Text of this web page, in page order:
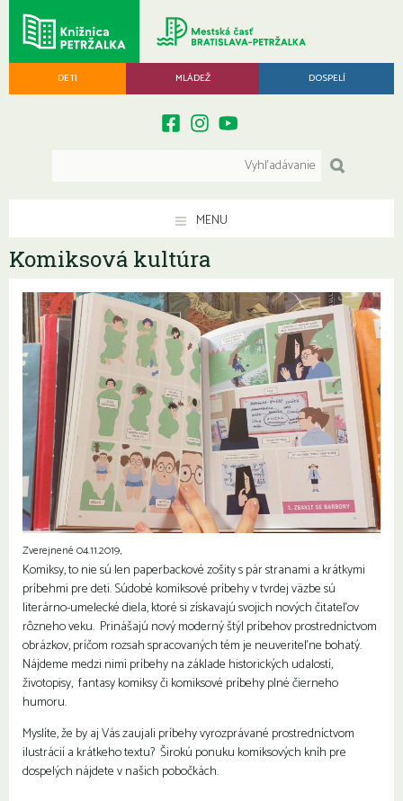
DETI MLÁDEŽ DOSPELÍ
MENU
Komiksová kultúra
Zverejnené 04.11.2019,
Komiksy, to nie sú len paperbackové zošity s pár stranami a krátkymi
príbehmi pre deti. Súdobé komiksové príbehy v tvrdej väzbe sú
literárno-umelecké diela, ktoré si získavajú svojich nových čitateľov
rôzneho veku. Prinášajú nový moderný štýl príbehov prostredníctvom
obrázkov, príčom rozsah spracovaných tém je neuveriteľne bohatý.
Nájdeme medzi nimi príbehy na základe historických udalostí,
životopisy, fantasy komiksy či komiksové príbehy plné čierneho
humoru.
Myslíte, že by aj Vás zaujali príbehy vyrozprávané prostredníctvom
ilustrácií a krátkeho textu? Širokú ponuku komiksových kníh pre
dospelých nájdete v našich pobočkách.